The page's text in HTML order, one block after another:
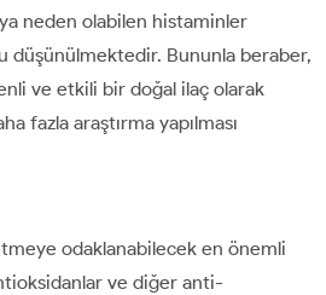
neden olabilen histaminler
düşünülmektedir. Bununla beraber,
ve etkili bir doğal ilaç olarak
fazla araştırma yapılması
odaklanabilecek en önemli
ve diğer anti-